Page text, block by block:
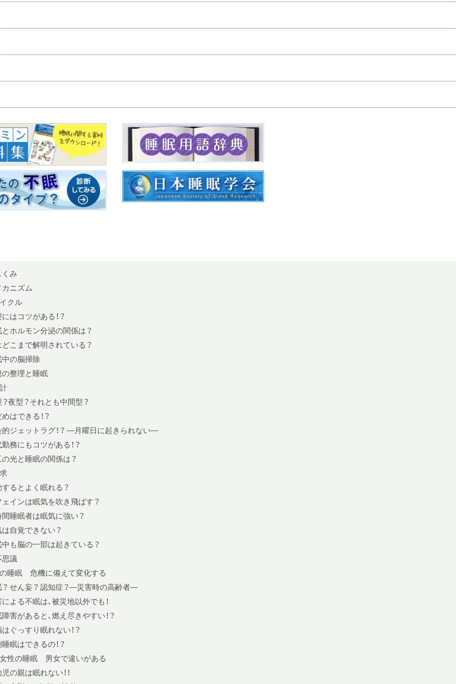
くみ
カニズム
クル
はコツがある！？
ホルモン分泌の関係は？
こまで解明されている？
の脳掃除
整理と睡眠
夜型？それとも中間型？
はできる！？
ジェットラグ！？ —月曜日に起きられない—
務にもコツがある！？
光と睡眠の関係は？
るとよく眠れる？
インは眠気を吹き飛ばす？
睡眠者は眠気に強い？
自覚できない？
も脳の一部は起きている？
思議
睡眠 危機に備えて変化する
？ せん妄？ 認知症？—災害時の高齢者—
よる不眠は、被災地以外でも！
害があると、燃え尽きやすい！？
ぐっすり眠れない！？
眠はできるの！？
性の睡眠 男女で違いがある
の親は眠れない！！